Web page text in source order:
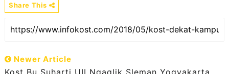
Share This
Newer Article
Kost Bu Suharti UII Ngaglik Sleman Yogyakarta